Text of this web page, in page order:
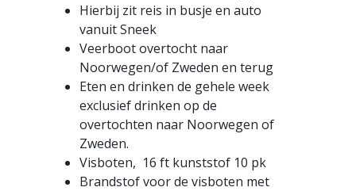
Hierbij zit reis in busje en auto
vanuit Sneek
Veerboot overtocht naar
Noorwegen/of Zweden en terug
Eten en drinken de gehele week
exclusief drinken op de
overtochten naar Noorwegen of
Zweden.
Visboten, 16 ft kunststof 10 pk
Brandstof voor de visboten met